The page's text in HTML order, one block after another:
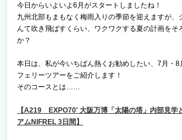
今日からいよいよ6月がスタートしましたね！
九州北部もまもなく梅雨入りの季節を迎えますが、
んて吹き飛ばすくらい、ワクワクする夏の計画をそ
か？
本日は、私が今いちばん熱くお勧めしたい、7月・
フェリーツアーをご紹介します！
そのコースとは……
【A219 EXPO70' 大阪万博「太陽の塔」内部見学
アムNIFREL 3日間】